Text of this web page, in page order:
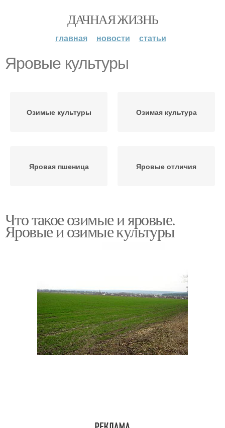
ДАЧНАЯ ЖИЗНЬ
главная новости статьи
Яровые культуры
Озимые культуры Озимая культура
Яровая пшеница Яровые отличия
Что такое озимые и яровые.
Яровые и озимые культуры